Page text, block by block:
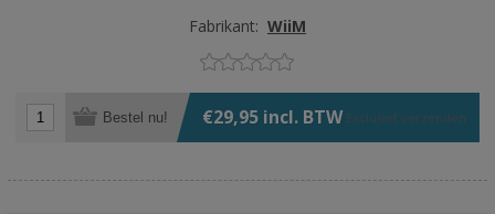
Fabrikant: WiiM
Bestel nu! €29,95 incl. BTW Exclusief verzenden